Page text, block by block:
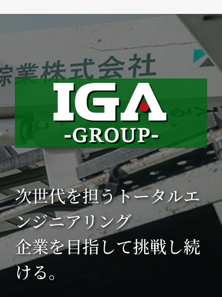
次世代を担うトータルエ
ンジニアリング
企業を目指して挑戦し続
ける。